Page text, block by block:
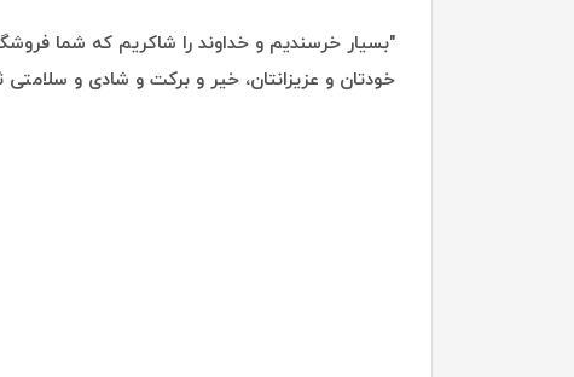
"بسیار خرسندیم و خداوند را شاکریم که شما
خودتان و عزیزانتان، خیر و برکت و شادی و سلامتی